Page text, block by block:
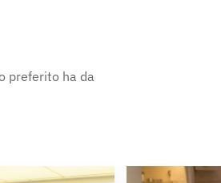
preferito ha da